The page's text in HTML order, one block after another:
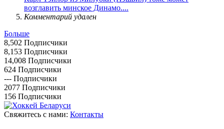
возглавить минское Динамо....
Комментарий удален
Больше
8,502 Подписчики
8,153 Подписчики
14,008 Подписчики
624 Подписчики
--- Подписчики
2077 Подписчики
156 Подписчики
Свяжитесь с нами: Контакты